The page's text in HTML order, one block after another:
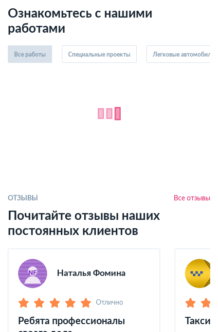
Ознакомьтесь с нашими
работами
Все работы Специальные проекты Легковые автомобили
ОТЗЫВЫ Все отзывы
Почитайте отзывы наших
постоянных клиентов
Наталья Фомина
Отлично
Ребята профессионалы
Такси